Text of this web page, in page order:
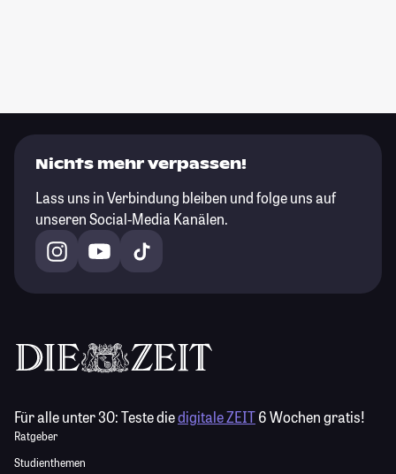
Nichts mehr verpassen!
Lass uns in Verbindung bleiben und folge uns auf
unseren Social-Media Kanälen.
Für alle unter 30:Teste diedigitale ZEIT6 Wochen gratis!
Ratgeber
Studienthemen